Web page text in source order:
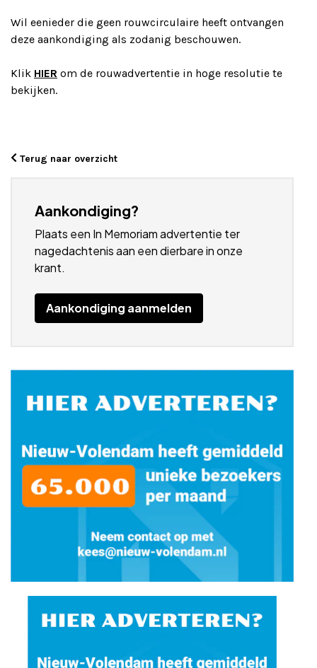
Wil eenieder die geen rouwcirculaire heeft ontvangen
deze aankondiging als zodanig beschouwen.
Klik HIER om de rouwadvertentie in hoge resolutie te
bekijken.
Terug naar overzicht
Aankondiging?
Plaats een In Memoriam advertentie ter
nagedachtenis aan een dierbare in onze
krant.
Aankondiging aanmelden